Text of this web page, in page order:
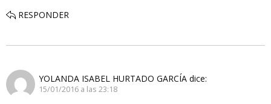
RESPONDER
YOLANDA ISABEL HURTADO GARCÍA dice:
15/01/2016 a las 23:18